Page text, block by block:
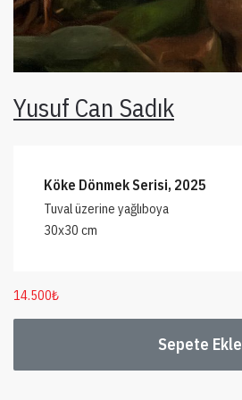
Yusuf Can Sadık
Köke Dönmek Serisi, 2025
Tuval üzerine yağlıboya
30x30 cm
14.500₺
Sepete Ekle